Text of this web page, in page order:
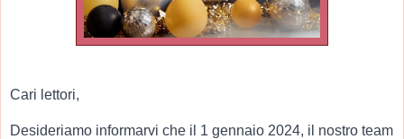
Cari lettori,
Desideriamo informarvi che il 1 gennaio 2024, il nostro team